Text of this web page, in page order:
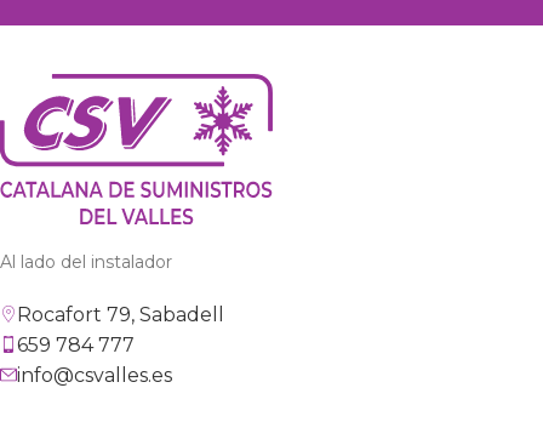
Al lado del instalador
Rocafort 79, Sabadell
659 784 777
info@csvalles.es